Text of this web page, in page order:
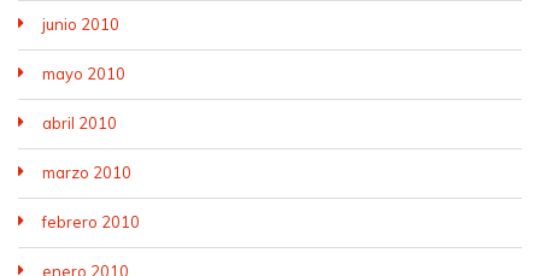
junio 2010
mayo 2010
abril 2010
marzo 2010
febrero 2010
enero 2010